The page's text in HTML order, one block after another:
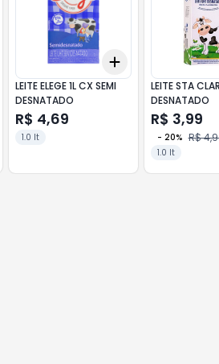
+10 +10
Add
LEITE ELEGE 1L CX SEMI
DESNATADO
R$ 4,69
1.0 lt
LEITE STA
DESNATADO
R$ 3,99
- 20% R$
1.0 lt